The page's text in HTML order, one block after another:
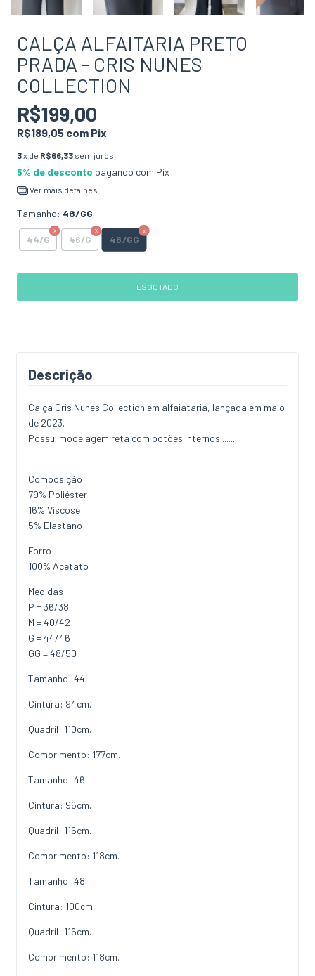
CALÇA ALFAITARIA PRETO
PRADA - CRIS NUNES
COLLECTION
R$199,00
R$189,05 com Pix
3x de R$66,33 sem juros
5% de desconto pagando com Pix
Ver mais detalhes
Tamanho: 48/GG
44/G 46/G 48/GG
Descrição
Calça Cris Nunes Collection em alfaiataria, lançada em maio
de 2023.
Possui modelagem reta com botões internos.........
Composição:
79% Poliéster
16% Viscose
5% Elastano
Forro:
100% Acetato
Medidas:
P = 36/38
M = 40/42
G = 44/46
GG = 48/50
Tamanho: 44.
Cintura: 94cm.
Quadril: 110cm.
Comprimento: 177cm.
Tamanho: 46.
Cintura: 96cm.
Quadril: 116cm.
Comprimento: 118cm.
Tamanho: 48.
Cintura: 100cm.
Quadril: 116cm.
Comprimento: 118cm.